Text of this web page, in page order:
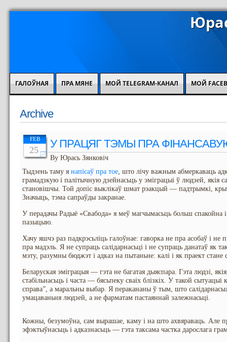
ГАЛОЎНАЯ ПРА МЯНЕ МОЙ TELEGRAM-КАНАЛ МОЙ
Archive
FEB
25 У ПРАЦЯГ ТЭМЫ ПРА
By Юрась Зянковіч
Тыдзень таму я напісаў пра тое, што лічу важным абмеркаваць
грамадзкую і палітычную дзейнасьць у эміграцыі ў людзей, якія
становішчы. Той допіс выклікаў шмат рэакцый — падтрымкі,
Значыць, тэма сапраўды закранае.
У перадачы Радыё «Свабода» я меў магчымасьць больш спакойна
пазыцыю.
Хачу яшчэ раз падкрэсьліць галоўнае: гаворка не пра асобаў і не
пра мадэль. Я не супраць салідарнасьці і не супраць данатаў як
мэту, разумны бюджэт і адказ на пытаньне: калі і як праект стане
Беларуская эміграцыя — гэта не багатая дыяспара. Гэта людзі,
стабільнасьць і часта — бясьпеку сваіх блізкіх. У такой
справа”, а маральны выбар. Я перакананы ў тым, што
умацаваньня людзей, а не фарматам пастаяннай залежнасьці.
Кожны, безумоўна, сам вырашае, каму і на што ахвяраваць. Але
эфэктыўнасьць і адказнасьць — гэта таксама частка дарослага